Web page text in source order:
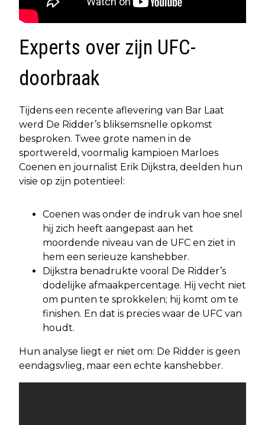
Experts over zijn UFC-
doorbraak
Tijdens een recente aflevering van Bar Laat
werd De Ridder’s bliksemsnelle opkomst
besproken. Twee grote namen in de
sportwereld, voormalig kampioen Marloes
Coenen en journalist Erik Dijkstra, deelden hun
visie op zijn potentieel:
Coenen was onder de indruk van hoe snel
hij zich heeft aangepast aan het
moordende niveau van de UFC en ziet in
hem een serieuze kanshebber.
Dijkstra benadrukte vooral De Ridder’s
dodelijke afmaakpercentage. Hij vecht niet
om punten te sprokkelen; hij komt om te
finishen. En dat is precies waar de UFC van
houdt.
Hun analyse liegt er niet om: De Ridder is geen
eendagsvlieg, maar een echte kanshebber.